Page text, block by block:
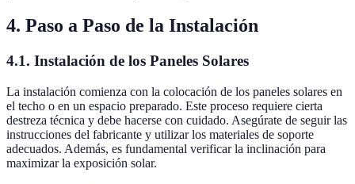
4. Paso a Paso de la Instalación
4.1. Instalación de los Paneles Solares
La instalación comienza con la colocación de los paneles solares en
el techo o en un espacio preparado. Este proceso requiere cierta
destreza técnica y debe hacerse con cuidado. Asegúrate de seguir las
instrucciones del fabricante y utilizar los materiales de soporte
adecuados. Además, es fundamental verificar la inclinación para
maximizar la exposición solar.